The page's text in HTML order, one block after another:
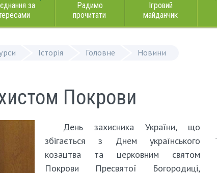
за
Радимо
прочитати
Ігровий
майданчик
Історія Головне Новини
Покрови
День захисника України, що
збігається з Днем українського
козацтва та церковним святом
Покрови Пресвятої Богородиці,